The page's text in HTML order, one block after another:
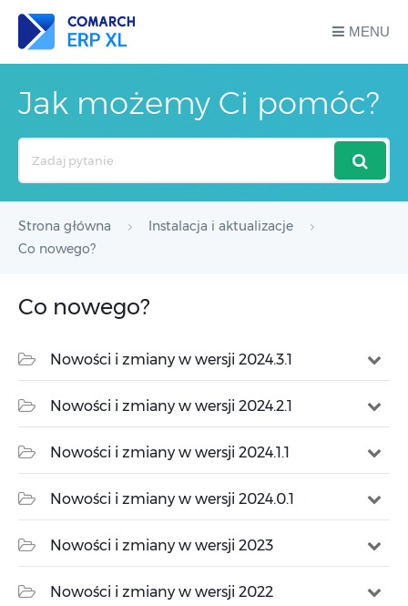
MENU
Jak możemy Ci pomóc?
Strona główna
Instalacja i aktualizacje
Co nowego?
Co nowego?
Nowości i zmiany w wersji 2024.3.1
Nowości i zmiany w wersji 2024.2.1
Nowości i zmiany w wersji 2024.1.1
Nowości i zmiany w wersji 2024.0.1
Nowości i zmiany w wersji 2023
Nowości i zmiany w wersji 2022